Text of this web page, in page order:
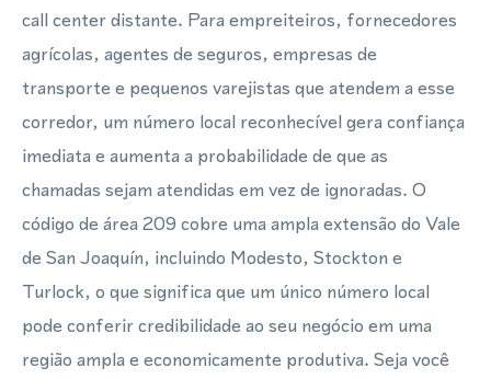
call center distante. Para empreiteiros, fornecedores
agrícolas, agentes de seguros, empresas de
transporte e pequenos varejistas que atendem a esse
corredor, um número local reconhecível gera confiança
imediata e aumenta a probabilidade de que as
chamadas sejam atendidas em vez de ignoradas. O
código de área 209 cobre uma ampla extensão do Vale
de San Joaquín, incluindo Modesto, Stockton e
Turlock, o que significa que um único número local
pode conferir credibilidade ao seu negócio em uma
região ampla e economicamente produtiva. Seja você